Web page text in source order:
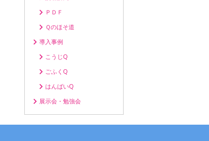
ＰＤＦ
Ｑのほそ道
導入事例
こうじQ
ごふくQ
はんばいQ
展示会・勉強会